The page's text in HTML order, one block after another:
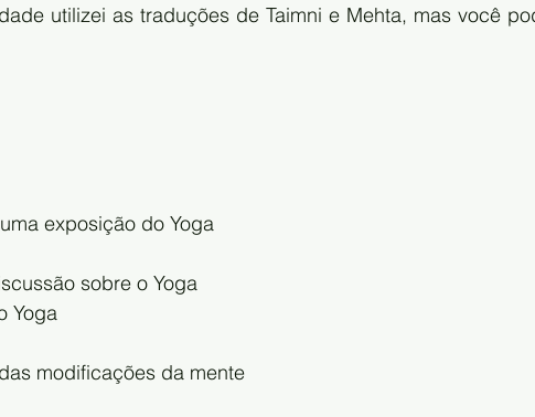
utilizei as traduções de Taimni e Mehta, mas você
exposição do Yoga
sobre o Yoga
Yoga
modificações da mente